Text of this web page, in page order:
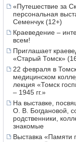
«Путешествие за
персональная
Семенчук (12+)
Краеведение –
всем!
Приглашает
«Старый Томск»
22 февраля в
медицинском
лекция «Томск
– 1945 гг.»
На выставке,
О. В. Богдановой,
родственники,
знакомые
Выставка «Памяти